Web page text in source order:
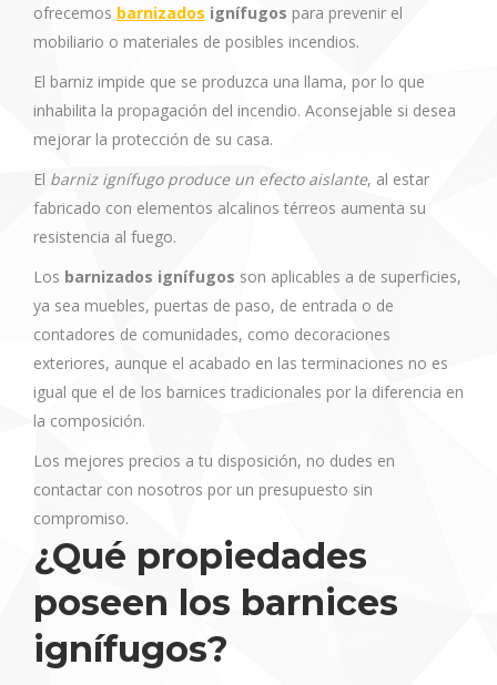
ofrecemos barnizados ignífugos para prevenir el
mobiliario o materiales de posibles incendios.
El barniz impide que se produzca una llama, por lo que
inhabilita la propagación del incendio. Aconsejable si desea
mejorar la protección de su casa.
El barniz ignífugo produce un efecto aislante, al estar
fabricado con elementos alcalinos térreos aumenta su
resistencia al fuego.
Los barnizados ignífugos son aplicables a de superficies,
ya sea muebles, puertas de paso, de entrada o de
contadores de comunidades, como decoraciones
exteriores, aunque el acabado en las terminaciones no es
igual que el de los barnices tradicionales por la diferencia en
la composición.
Los mejores precios a tu disposición, no dudes en
contactar con nosotros por un presupuesto sin
compromiso.
¿Qué propiedades
poseen los barnices
ignífugos?